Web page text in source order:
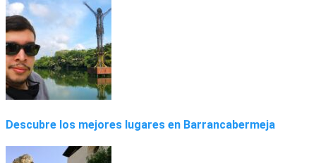
Descubre los mejores lugares en Barrancabermeja